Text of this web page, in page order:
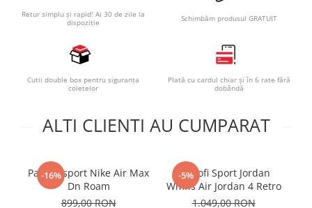
Retur simplu și rapid! Ai 30 de zile la
dispoziție
Schimbăm produsul GRATUIT
Cutii double box pentru siguranța
coletelor
Plată cu cardul chiar și în 6 rate fără
dobândă
ALTI CLIENTI AU CUMPARAT
-16%
Pantofi sport Nike Air Max
Dn Roam
899,00 RON
-5%
Pantofi Sport Jordan
Wmns Air Jordan 4 Retro
1.049,00 RON